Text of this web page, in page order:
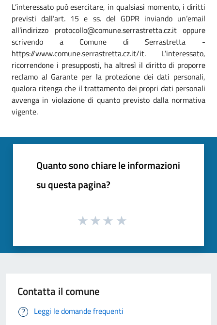
L’interessato può esercitare, in qualsiasi momento, i diritti
previsti dall’art. 15 e ss. del GDPR inviando un’email
all’indirizzo protocollo@comune.serrastretta.cz.it oppure
scrivendo a Comune di Serrastretta -
https://www.comune.serrastretta.cz.it/it. L’interessato,
ricorrendone i presupposti, ha altresì il diritto di proporre
reclamo al Garante per la protezione dei dati personali,
qualora ritenga che il trattamento dei propri dati personali
avvenga in violazione di quanto previsto dalla normativa
vigente.
Quanto sono chiare le informazioni
su questa pagina?
Contatta il comune
Leggi le domande frequenti